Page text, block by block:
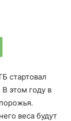
стартовал
этом году в
веса будут